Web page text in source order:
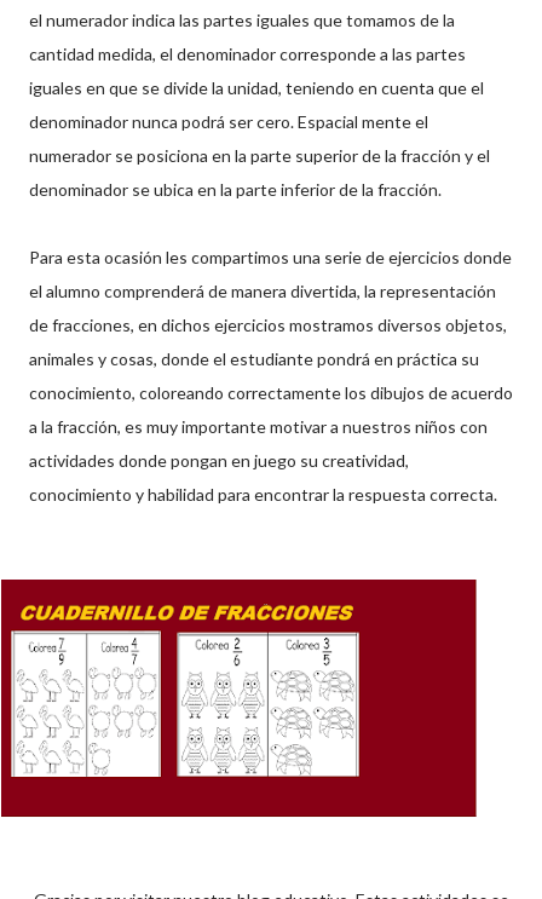
el numerador indica las partes iguales que tomamos de la
cantidad medida, el denominador corresponde a las partes
iguales en que se divide la unidad, teniendo en cuenta que el
denominador nunca podrá ser cero. Espacial mente el
numerador se posiciona en la parte superior de la fracción y el
denominador se ubica en la parte inferior de la fracción.
Para esta ocasión les compartimos una serie de ejercicios donde
el alumno comprenderá de manera divertida, la representación
de fracciones, en dichos ejercicios mostramos diversos objetos,
animales y cosas, donde el estudiante pondrá en práctica su
conocimiento, coloreando correctamente los dibujos de acuerdo
a la fracción, es muy importante motivar a nuestros niños con
actividades donde pongan en juego su creatividad,
conocimiento y habilidad para encontrar la respuesta correcta.